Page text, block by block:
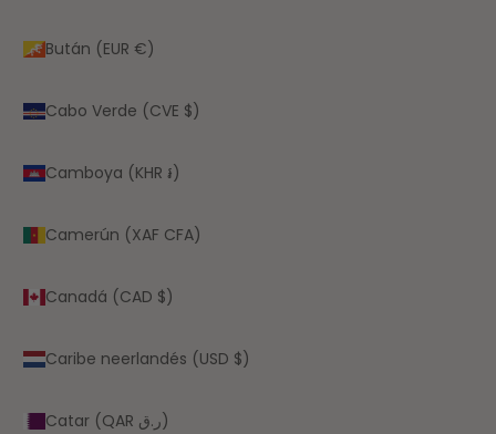
Bután (EUR €)
Cabo Verde (CVE $)
Camboya (KHR ៛)
Camerún (XAF CFA)
Canadá (CAD $)
Caribe neerlandés (USD $)
Catar (QAR ر.ق)